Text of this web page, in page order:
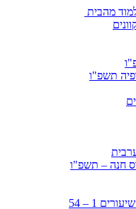
מהבית
תשפ"ו
חנה – תשפ"ו
1 – 54